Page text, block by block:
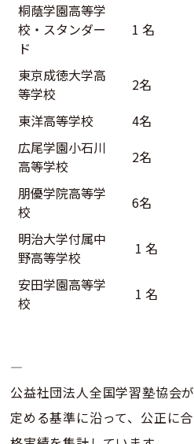
桐蔭学園高等学
校・スタンダー
ド
1 名
東京成徳大学高
等学校
2名
東洋高等学校
4名
広尾学園小石川
高等学校
2名
朋優学院高等学
校
6名
明治大学付属中
野高等学校
1 名
安田学園高等学
校
1 名
—
公益社団法人全国学習塾協会が
定める基準に沿って、公正に合